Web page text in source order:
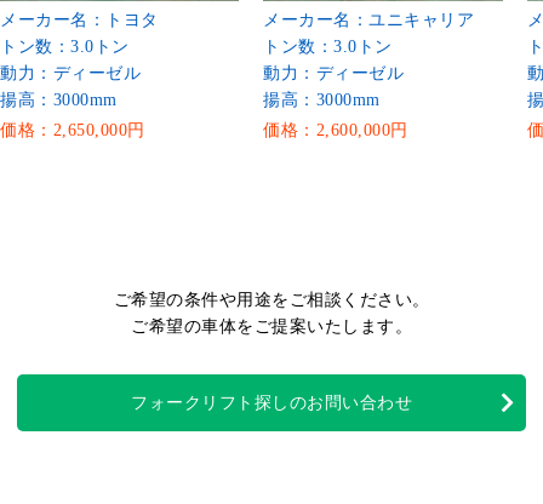
メーカー名：トヨタ
トン数：3.0トン
動力：ディーゼル
揚高：3000mm
価格：2,650,000円
メーカー名：ユニキャリア
トン数：3.0トン
動力：ディーゼル
揚高：3000mm
価格：2,600,000円
ご希望の条件や用途をご相談ください。
ご希望の車体をご提案いたします。
フォークリフト探しのお問い合わせ